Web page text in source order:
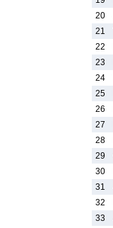
20
21
22
23
24
25
26
27
28
29
30
31
32
33